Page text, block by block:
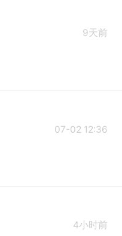
9天前
07-02 12:36
4小时前